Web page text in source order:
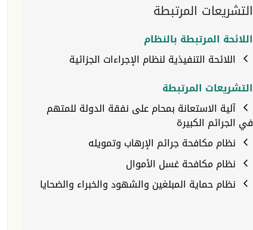
التشريعات المرتبطة
اللائحة المرتبطة بالنظام
اللائحة التنفيذية لنظام الإجراءات الجزائية
التشريعات المرتبطة
آلية الاستعانة بمحام على نفقة الدولة للمتهم
في الجرائم الكبيرة
نظام مكافحة جرائم الإرهاب وتمويله
نظام مكافحة غسل الأموال
نظام حماية المبلغين والشهود والخبراء والضحايا